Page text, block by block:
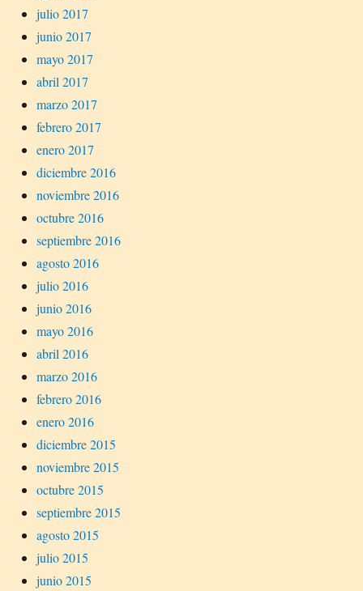
julio 2017
junio 2017
mayo 2017
abril 2017
marzo 2017
febrero 2017
enero 2017
diciembre 2016
noviembre 2016
octubre 2016
septiembre 2016
agosto 2016
julio 2016
junio 2016
mayo 2016
abril 2016
marzo 2016
febrero 2016
enero 2016
diciembre 2015
noviembre 2015
octubre 2015
septiembre 2015
agosto 2015
julio 2015
junio 2015